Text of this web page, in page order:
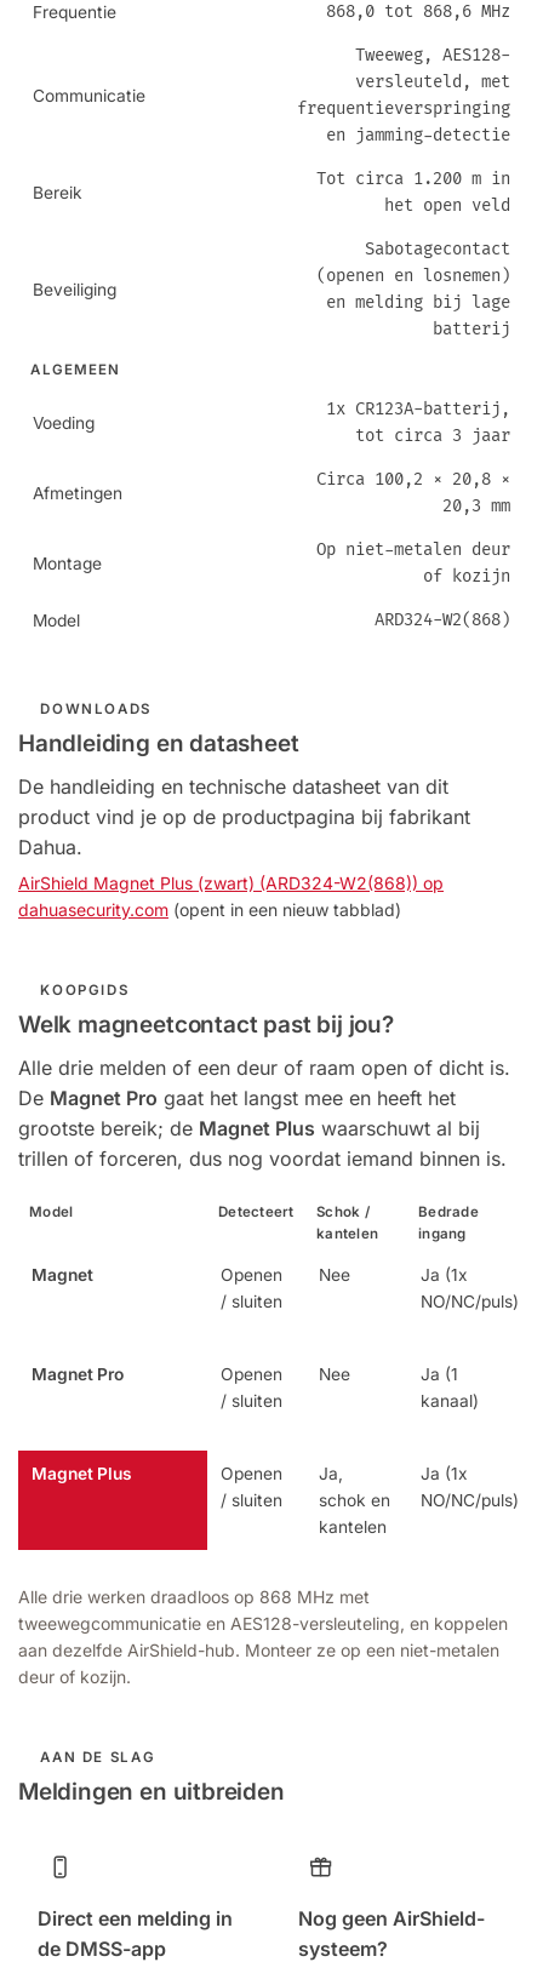
Frequentie 868,0 tot 868,6 MHz
Communicatie
Tweeweg, AES128-
versleuteld, met
frequentieverspringing
en jamming-detectie
Bereik
Tot circa 1.200 m in
het open veld
Beveiliging
Sabotagecontact
(openen en losnemen)
en melding bij lage
batterij
ALGEMEEN
Voeding
1x CR123A-batterij,
tot circa 3 jaar
Afmetingen
Circa 100,2 × 20,8 ×
20,3 mm
Montage
Op niet-metalen deur
of kozijn
Model ARD324-W2(868)
DOWNLOADS
Handleiding en datasheet
De handleiding en technische datasheet van dit
product vind je op de productpagina bij fabrikant
Dahua.
AirShield Magnet Plus (zwart) (ARD324-W2(868)) op
dahuasecurity.com (opent in een nieuw tabblad)
KOOPGIDS
Welk magneetcontact past bij jou?
Alle drie melden of een deur of raam open of dicht is.
De Magnet Pro gaat het langst mee en heeft het
grootste bereik; de Magnet Plus waarschuwt al bij
trillen of forceren, dus nog voordat iemand binnen is.
Model Detecteert
Schok /
kantelen
Bedrade
ingang
Magnet
Openen
/ sluiten
Nee
Ja (1x
NO/NC/puls)
Magnet Pro
Openen
/ sluiten
Nee
Ja (1
kanaal)
Magnet Plus
Openen
/ sluiten
Ja,
schok en
kantelen
Ja (1x
NO/NC/puls)
Alle drie werken draadloos op 868 MHz met
tweewegcommunicatie en AES128-versleuteling, en koppelen
aan dezelfde AirShield-hub. Monteer ze op een niet-metalen
deur of kozijn.
AAN DE SLAG
Meldingen en uitbreiden
Direct een melding in
de DMSS-app
Nog geen AirShield-
systeem?